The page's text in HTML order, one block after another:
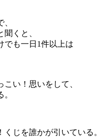
聞くと、
でも一日1件以上は
い！思いをして、
じを誰かが引いている。